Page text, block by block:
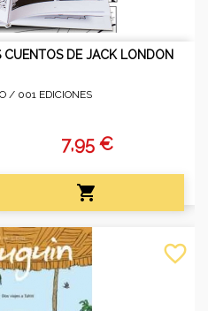
CUENTOS DE JACK LONDON
/ 001 EDICIONES
7,95 €

favorite_border